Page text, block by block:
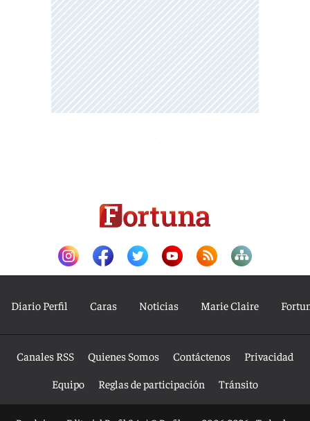
Diario Perfil Caras Noticias Marie Claire
Canales RSS Quienes Somos Contáctenos
Privacidad
Equipo
Reglas de participación Tránsito